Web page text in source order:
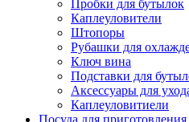
Пробки для бутылок
Каплеуловители
Штопоры
Рубашки для
Ключ вина
Подставки для
Аксессуары для
Каплеуловитиели